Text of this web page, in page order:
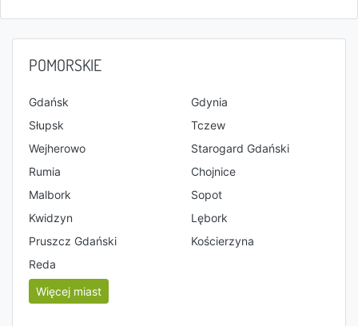
POMORSKIE
Gdańsk
Gdynia
Słupsk
Tczew
Wejherowo
Starogard Gdański
Rumia
Chojnice
Malbork
Sopot
Kwidzyn
Lębork
Pruszcz Gdański
Kościerzyna
Reda
Więcej miast